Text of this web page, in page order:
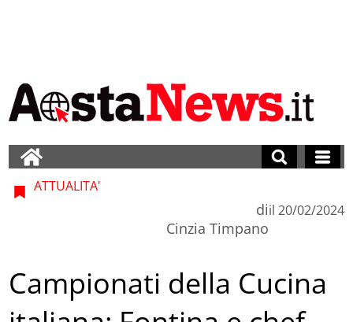
ATTUALITA'
di
Cinzia Timpano
il 20/02/2024
Campionati della Cucina